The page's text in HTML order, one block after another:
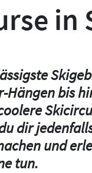
in
bis
dir
und
tun.